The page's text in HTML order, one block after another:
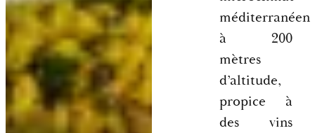
méditerranéen
à 200
mètres
d’altitude,
propice à
des vins